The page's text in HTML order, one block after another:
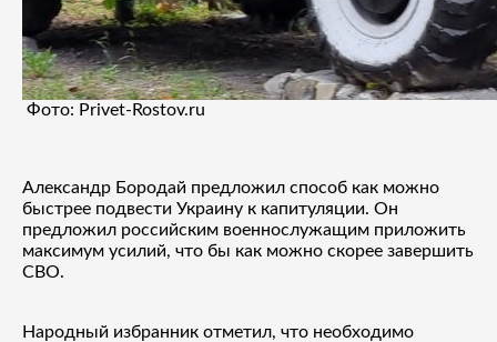
Фото: Privet-Rostov.ru
Александр Бородай предложил способ как можно
быстрее подвести Украину к капитуляции. Он
предложил российским военнослужащим приложить
максимум усилий, что бы как можно скорее завершить
СВО.
Народный избранник отметил, что необходимо